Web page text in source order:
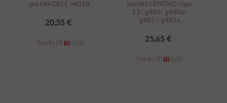
portátil DELL n4010
20,35 €
Stocks (3)
portátil LENOVO Yoga
13/ g480/ g480a/
g485 / g485a
25,65 €
Stocks (3)